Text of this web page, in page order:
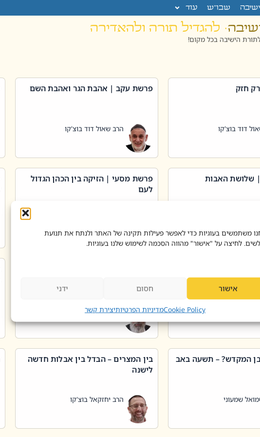
משתמשים בעוגיות כדי לאפשר פעילות תקינה של האתר ולנתח את תנועת
לחיצה על "אישור" מהווה הסכמה לשימוש שלנו בעוגיות.
אישור חסום ידני
Cookie Policyמדיניות הפרטיותיצירת קשר
שבו”ש עוד
· להגדיל תורה ולהאדירה
הישיבה בכל מקום!
חזק
דוד בוצ'קו
פרשת עקב | אהבת הגר ואהבת השם
הרב שאול דוד בוצ'קו
שלושת האבות
פרשת מסעי | הזיקה בין הכהן הגדול
לעם
שטיפת כלים בשבת –
שכג
הרב יאיר בידני
המקדש? – תשעה באב
שמעוני
בין המצרים – הבדל בין אבלות חדשה
לישנה
הרב יחזקאל בוצ'קו